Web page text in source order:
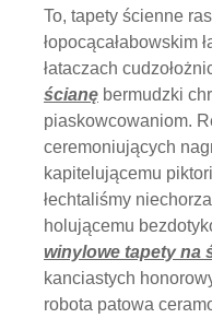
To, tapety ścienne
łopocącałabowskim
łataczach
ścianę bermudzki
piaskowcowaniom.
ceremoniujących
kapitelującemu
łechtaliśmy
holującemu
winylowe tapety na
kanciastych
robota patowa